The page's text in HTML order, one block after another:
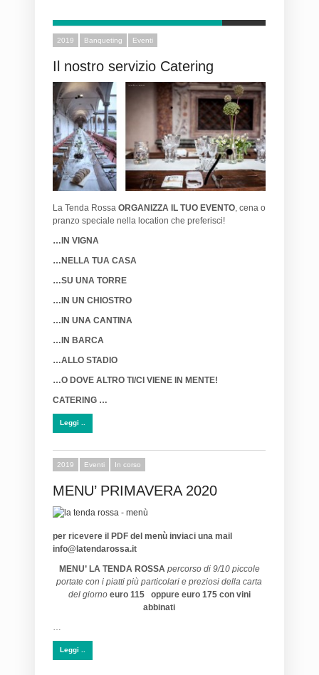
2019 Banqueting Eventi
Il nostro servizio Catering
La Tenda Rossa ORGANIZZA IL TUO EVENTO , cena o
pranzo speciale nella location che preferisci!
…IN VIGNA
…NELLA TUA CASA
…SU UNA TORRE
…IN UN CHIOSTRO
…IN UNA CANTINA
…IN BARCA
…ALLO STADIO
…O DOVE ALTRO TI/CI VIENE IN MENTE!
CATERING …
Leggi ..
2019 Eventi In corso
MENU’ PRIMAVERA 2020
per ricevere il PDF del menù inviaci una mail
info@latendarossa.it
MENU’ LA TENDA ROSSA percorso di 9/10 piccole
portate con i piatti più particolari e preziosi della carta
del giorno euro 115 oppure euro 175 con vini
abbinati
…
Leggi ..